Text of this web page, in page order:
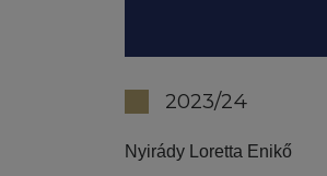
2023/24
Nyirády Loretta Enikő